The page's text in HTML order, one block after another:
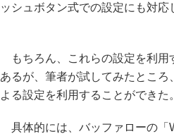
ッシュボタン式での設定にも対応
もちろん、これらの設定を利用
あるが、筆者が試してみたとこ
よる設定を利用することができた。
具体的には、バッファローの「